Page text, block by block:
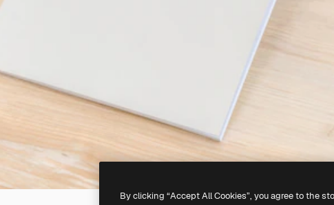
By clicking “Accept All Cookies”, you agree to the